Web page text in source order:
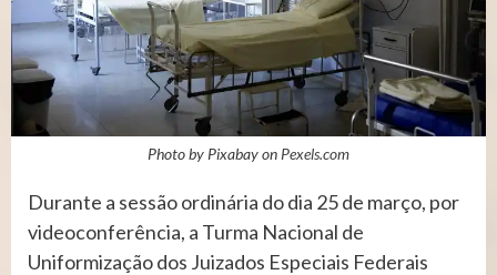
Photo by Pixabay on Pexels.com
Durante a sessão ordinária do dia 25 de março, por
videoconferência, a Turma Nacional de
Uniformização dos Juizados Especiais Federais